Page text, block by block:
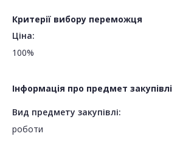
Критерії вибору переможця
Ціна:
100%
Інформація про предмет закупівлі
Вид предмету закупівлі:
роботи